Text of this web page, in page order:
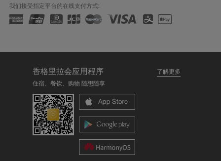
我们接受指定平台的在线支付方式:
香格里拉会应用程序
了解更多
住宿、餐饮、购物 随想随享